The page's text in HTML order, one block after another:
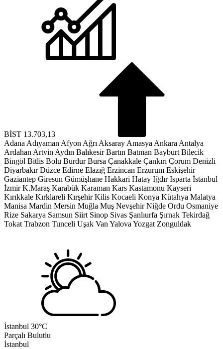
BİST 13.703,13
Adana Adıyaman Afyon Ağrı Aksaray Amasya Ankara Antalya
Ardahan Artvin Aydın Balıkesir Bartın Batman Bayburt Bilecik
Bingöl Bitlis Bolu Burdur Bursa Çanakkale Çankırı Çorum Denizli
Diyarbakır Düzce Edirne Elazığ Erzincan Erzurum Eskişehir
Gaziantep Giresun Gümüşhane Hakkari Hatay Iğdır Isparta İstanbul
İzmir K.Maraş Karabük Karaman Kars Kastamonu Kayseri
Kırıkkale Kırklareli Kırşehir Kilis Kocaeli Konya Kütahya Malatya
Manisa Mardin Mersin Muğla Muş Nevşehir Niğde Ordu Osmaniye
Rize Sakarya Samsun Siirt Sinop Sivas Şanlıurfa Şırnak Tekirdağ
Tokat Trabzon Tunceli Uşak Van Yalova Yozgat Zonguldak
İstanbul 30°C
Parçalı Bulutlu
İstanbul